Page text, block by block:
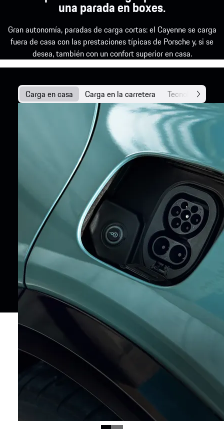
una parada en boxes.
Gran autonomía, paradas de carga cortas: el Cayenne se carga
fuera de casa con las prestaciones típicas de Porsche y, si se
desea, también con un confort superior en casa.
Carga en casa Carga en la carretera Tecnología